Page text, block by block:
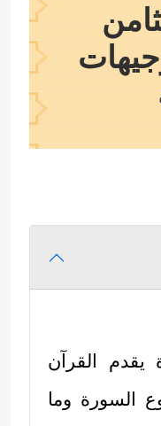
القرآن
السورة وما